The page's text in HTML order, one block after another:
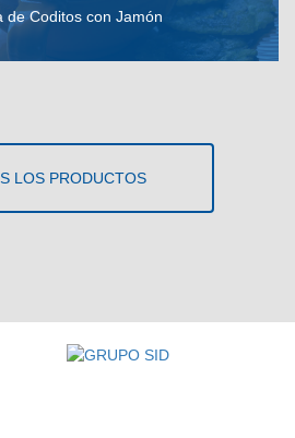
de Coditos con Jamón
LOS PRODUCTOS